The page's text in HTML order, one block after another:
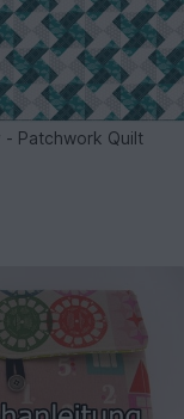
- Patchwork Quilt